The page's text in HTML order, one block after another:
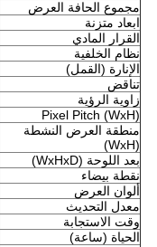
مجموع الحافة العرض
ابعاد متزنة
القرار المادي
نظام الخلفية
الإنارة (القمل)
تناقض
زاوية الرؤية
Pixel Pitch (WxH)
منطقة العرض النشطة
(WxH)
بعد اللوحة (WxHxD)
نقطة بيضاء
ألوان العرض
معدل التحديث
وقت الاستجابة
الحياة (ساعة)